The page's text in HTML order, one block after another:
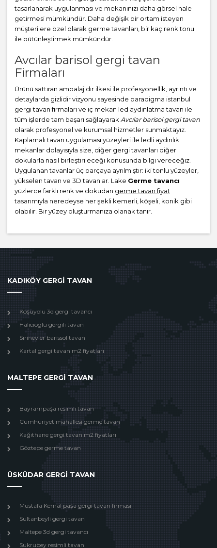
tasarlanarak uygulanması ve mekanınızı daha görsel hale
getirmesi mümkündür. Daha değişik bir ortam isteyen
müşterilere özel olarak germe tavanları, bir kaç renk tonu
ile bütünleştirmek mümkündür.
Avcılar barisol gergi tavan
Firmaları
Ürünü sattıran ambalajıdır ilkesi ile profesyonellik, ayrıntı ve
detaylarda gizlidir vizyonu sayesinde paradigma istanbul
gergi tavan firmaları ve iç mekan led aydınlatma tavan ile
tüm işlerde tam başarı sağlayarak Avcılar barisol gergi tavan
olarak profesyonel ve kurumsal hizmetler sunmaktayız.
Kaplamalı tavan uygulaması yüzeyleri ile ledli aydınlık
mekanlar dolayısıyla size, diğer gergi tavanları diğer
dokularla nasıl birleştirileceği konusunda bilgi vereceğiz.
Uygulanan tavanlar üç parçaya ayrılmıştır: iki tonlu yüzeyler,
yükselen tavan ve 3D tavanlar. Lake Germe tavancı
yüzlerce farklı renk ve dokudan germe tavan fiyat
tasarımıyla neredeyse her şekli kemerli, köşeli, konik gibi
olabilir. Bir yüzey oluşturmanıza olanak tanır.
KADIKÖY GERGİ TAVAN
Koşuyolu 3d gergi tavancı
Halıcıoglu gergili tavan
Sırınevler barissol tavan
Kartal gergi tavan m2 fiyatları
MALTEPE GERGİ TAVAN
Bayrampaşa resimli tavan
Cumhuriyet mahallesi germe tavan
Kağıthane gergi tavan m2 fiyatları
Göztepe germe tavan
ÜSKÜDAR GERGİ TAVAN
Mustafa Kemal paşa gergi tavan firması
Sultanbeyli gergi tavan
Maltepe 3d gergi tavancı
Sukrubey resimli tavan